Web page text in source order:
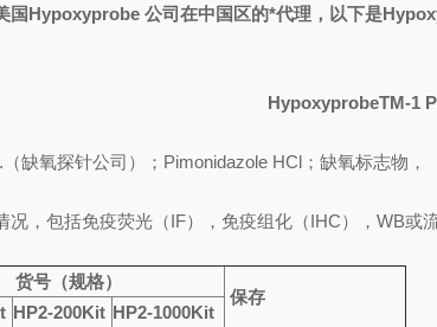
国Hypoxyprobe 公司在中国区的*代理，以下是
HypoxyprobeTM-1
（缺氧探针公司）；Pimonidazole HCl； 缺氧标志物 ，
，包括免疫荧光（IF），免疫组化（IHC），WB或
货号（规格）
保存
HP2-200Kit HP2-1000Kit